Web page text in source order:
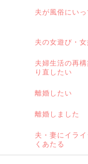
夫が風俗にいっ
夫の女遊び・女
夫婦生活の再
り直したい
離婚したい
離婚しました
夫・妻にイラ
くあたる